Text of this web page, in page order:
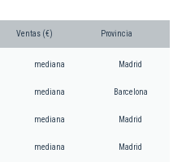
Ventas (€) Provincia
mediana Madrid
mediana Barcelona
mediana Madrid
mediana Madrid